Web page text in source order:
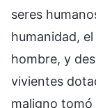
seres
humanidad,
hombre, y
vivientes
maligno tomó